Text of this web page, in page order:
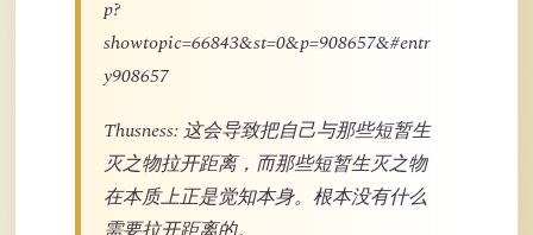
p?
showtopic=66843&st=0&p=908657&#entr
y908657
Thusness: 这会导致把自己与那些短暂生
灭之物拉开距离，而那些短暂生灭之物
在本质上正是觉知本身。根本没有什么